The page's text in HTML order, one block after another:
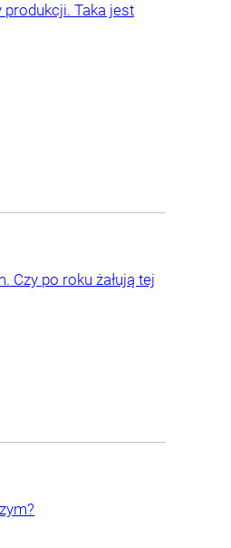
produkcji. Taka jest
Czy po roku żałują tej